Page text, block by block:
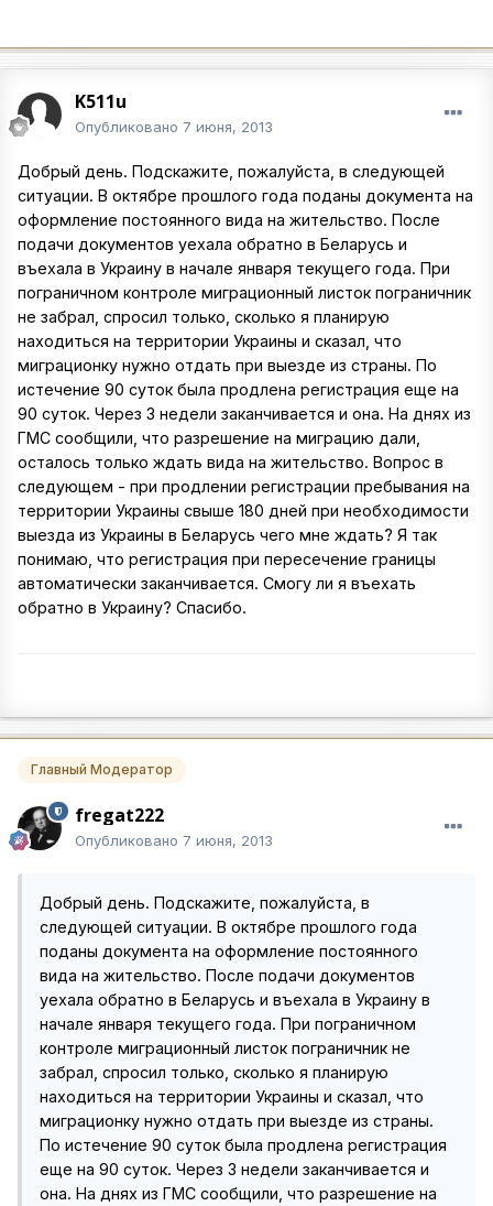
K511u
Опубликовано 7 июня, 2013
Добрый день. Подскажите, пожалуйста, в следующей
ситуации. В октябре прошлого года поданы документа на
оформление постоянного вида на жительство. После
подачи документов уехала обратно в Беларусь и
въехала в Украину в начале января текущего года. При
пограничном контроле миграционный листок пограничник
не забрал, спросил только, сколько я планирую
находиться на территории Украины и сказал, что
миграционку нужно отдать при выезде из страны. По
истечение 90 суток была продлена регистрация еще на
90 суток. Через 3 недели заканчивается и она. На днях из
ГМС сообщили, что разрешение на миграцию дали,
осталось только ждать вида на жительство. Вопрос в
следующем - при продлении регистрации пребывания на
территории Украины свыше 180 дней при необходимости
выезда из Украины в Беларусь чего мне ждать? Я так
понимаю, что регистрация при пересечение границы
автоматически заканчивается. Смогу ли я въехать
обратно в Украину? Спасибо.
Главный Модератор
fregat222
Опубликовано 7 июня, 2013
Добрый день. Подскажите, пожалуйста, в
следующей ситуации. В октябре прошлого года
поданы документа на оформление постоянного
вида на жительство. После подачи документов
уехала обратно в Беларусь и въехала в Украину в
начале января текущего года. При пограничном
контроле миграционный листок пограничник не
забрал, спросил только, сколько я планирую
находиться на территории Украины и сказал, что
миграционку нужно отдать при выезде из страны.
По истечение 90 суток была продлена регистрация
еще на 90 суток. Через 3 недели заканчивается и
она. На днях из ГМС сообщили, что разрешение на